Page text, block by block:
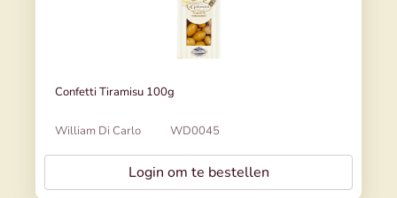
Confetti Tiramisu 100g
William Di Carlo WD0045
Login om te bestellen